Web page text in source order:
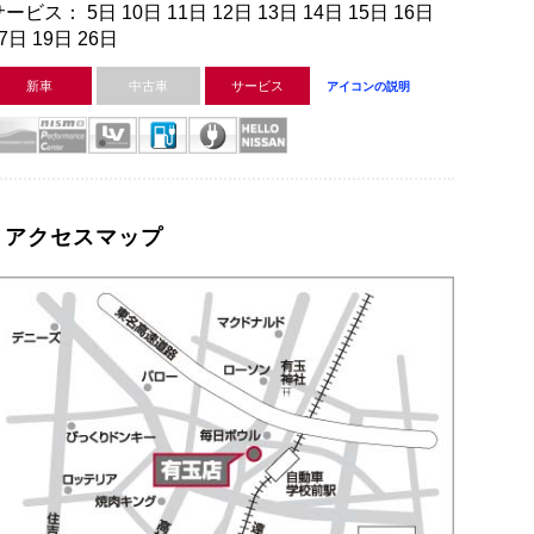
ービス： 5日 10日 11日 12日 13日 14日 15日 16日
日 19日 26日
新車 中古車 サービス アイコンの説明
アクセスマップ